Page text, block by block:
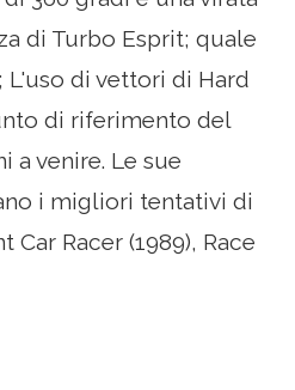
di Turbo Esprit; quale
L'uso di vettori di Hard
di riferimento del
a venire. Le sue
i migliori tentativi di
Racer (1989), Race